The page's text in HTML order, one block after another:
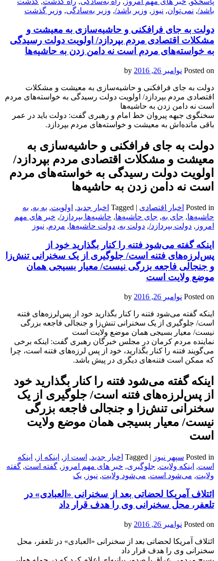
باشد/, نمی‌توان, نیوز , وزیر باشد/, وزیر به‌سادگی, وزیر گذشت
دولت به جای فرافکنی و حاشیه‌سازی به معیشت و
مشکلات اقتصادی مردم بپردازد/ اولویت دولت رسیدگی
به خواسته‌های مردم است نه دامن زدن به حاشیه‌ها
Posted on نوامبر 26, 2016
دولت به جای فرافکنی و حاشیه‌سازی به معیشت و مشکلات
اقتصادی مردم بپردازد/ اولویت دولت رسیدگی به خواسته‌های مردم
است نه دامن زدن به حاشیه‌ها
سخنگوی جبهه پیروان خط امام و رهبری گفت: دولت باید در عمر
باقی‌ مانده‌اش به معیشت و خواسته‌های مردم بپردازد.
دولت به جای فرافکنی و حاشیه‌سازی به
معیشت و مشکلات اقتصادی مردم بپردازد/
اولویت دولت رسیدگی به خواسته‌های مردم
است نه دامن زدن به حاشیه‌ها
Posted in اخبار اقتصادی Tagged اخبار جدید, اولویت, به به, به
حاشیه‌ها, جای به, جای حاشیه‌ها, حاشیه‌ها بپردازد/, خبر های مهم
امروز , دولت بپردازد/, دولت به, دولت حاشیه‌ها, مردم, نیوز
اینکه گفته می‌‌‌‌شود فتنه را کنار بگذارید خود از
پس‌‌‌لرزه‌های فتنه است/ جلوگیری از یک سخنرانی تنش‌زا
و جنجالی فاجعه بزرگی نیست/ معیار بسیجی همان
موضع ولایت است
Posted on نوامبر 26, 2016
اینکه گفته می‌‌‌‌شود فتنه را کنار بگذارید خود از پس‌‌‌لرزه‌های فتنه
است/ جلوگیری از یک سخنرانی تنش‌زا و جنجالی فاجعه بزرگی
نیست/ معیار بسیجی همان موضع ولایت است
نماینده مردم کرمان در مجلس خبرگان رهبری گفت: اینکه برخی
می‌گویند فتنه را کنار بگذارید، خود از پس لرزه‌های فتنه است، چرا
که ممکن است فتنه‌های دیگری در پیش باشد.
اینکه گفته می‌‌‌‌شود فتنه را کنار بگذارید خود
از پس‌‌‌لرزه‌های فتنه است/ جلوگیری از یک
سخنرانی تنش‌زا و جنجالی فاجعه بزرگی
نیست/ معیار بسیجی همان موضع ولایت
است
Posted in سپهر نیوز |
Tagged اخبار جدید, است از , اینکه از , اینکه
است, اینکه ولایت, جلوگیری, خبر های مهم امروز , گفته است, گفته
ولایت, می‌‌‌‌شود است, می‌‌‌‌شود ولایت, نیوز , یک
ائتلاف آمریکا لحضاتی بعد از سخنرانی «العبادی» در
تلعفر، محل سخنرانی‌ وی را هدف قرار داد
Posted on نوامبر 26, 2016
ائتلاف آمریکا لحضاتی بعد از سخنرانی «العبادی» در تلعفر، محل
سخنرانی‌ وی را هدف قرار داد